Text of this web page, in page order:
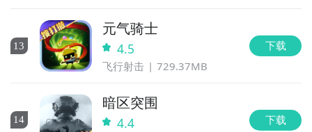
13
元气骑士
4.5
飞行射击 729.37MB
下载
14
暗区突围
4.4 下载